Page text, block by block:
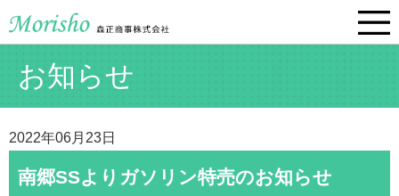
お知らせ
2022年06月23日
南郷SSよりガソリン特売のお知らせ